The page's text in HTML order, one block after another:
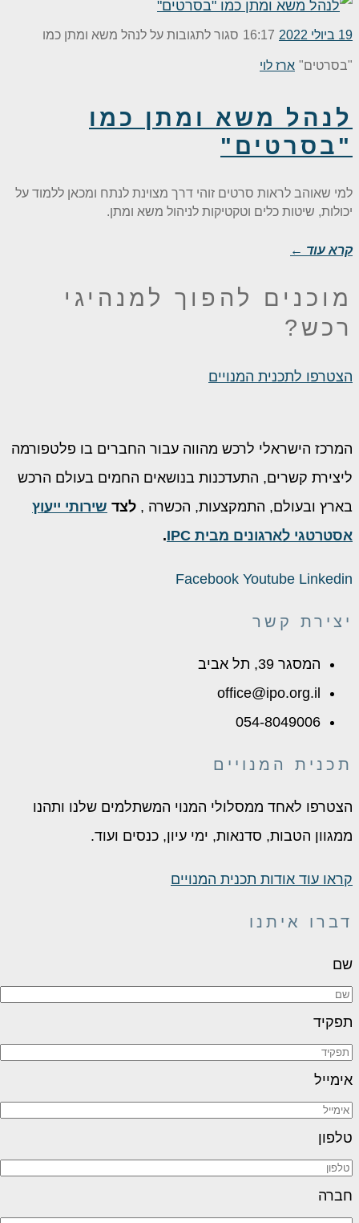
19 ביולי 2022 16:17 סגור לתגובות על לנהל משא ומתן כמו
"בסרטים" ארז לוי
לנהל משא ומתן כמו
"בסרטים"
למי שאוהב לראות סרטים זוהי דרך מצוינת לנתח ומכאן ללמוד על
יכולות, שיטות כלים וטקטיקות לניהול משא ומתן.
קרא עוד ←
מוכנים להפוך למנהיגי
רכש?
הצטרפו לתכנית המנויים
המרכז הישראלי לרכש מהווה עבור החברים בו פלטפורמה
ליצירת קשרים, התעדכנות בנושאים החמים בעולם הרכש
בארץ ובעולם, התמקצעות, הכשרה , לצד שירותי ייעוץ
אסטרטגי לארגונים מבית IPC
.
Facebook Youtube Linkedin
יצירת קשר
המסגר 39, תל אביב
office@ipo.org.il
054-8049006
תכנית המנויים
הצטרפו לאחד ממסלולי המנוי המשתלמים שלנו ותהנו
ממגוון הטבות, סדנאות, ימי עיון, כנסים ועוד.
קראו עוד אודות תכנית המנויים
דברו איתנו
שם
תפקיד
אימייל
טלפון
חברה